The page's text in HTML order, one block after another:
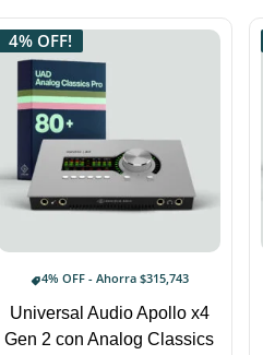
4% OFF!
4% OFF - Ahorra $315,743
Universal Audio Apollo x4
Gen 2 con Analog Classics